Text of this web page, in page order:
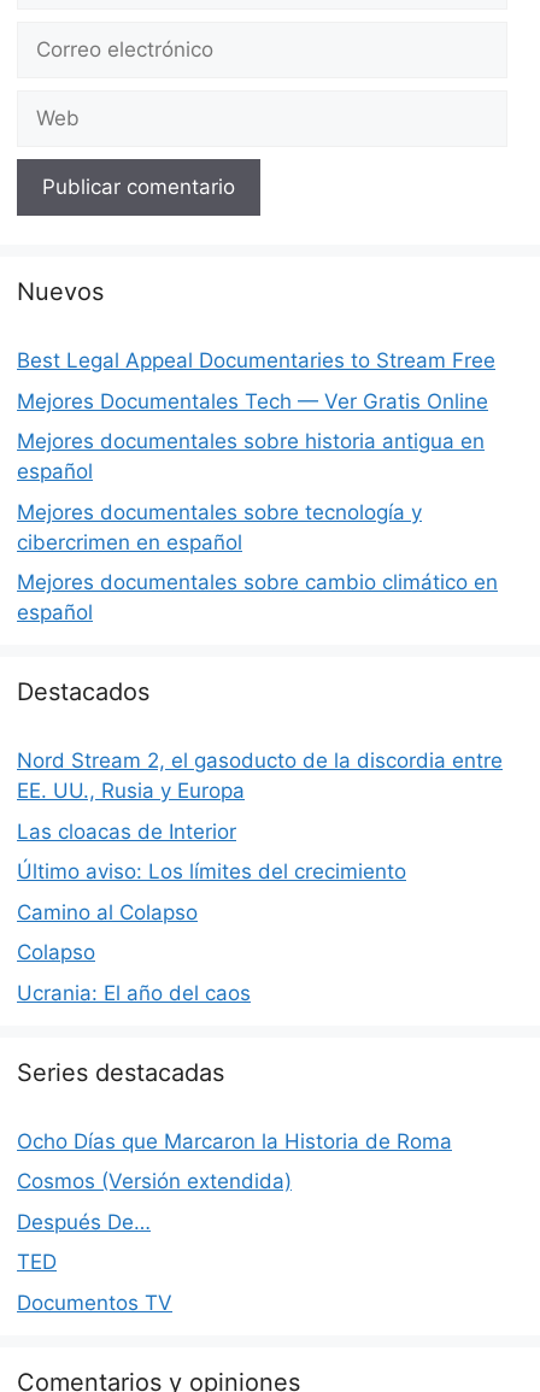
Correo
Web
Nuevos
Best Legal Appeal Documentaries to Stream Free
Mejores Documentales Tech — Ver Gratis Online
Mejores documentales sobre historia antigua en
español
Mejores documentales sobre tecnología y
cibercrimen en español
Mejores documentales sobre cambio climático en
español
Destacados
Nord Stream 2, el gasoducto de la discordia entre
EE. UU., Rusia y Europa
Las cloacas de Interior
Último aviso: Los límites del crecimiento
Camino al Colapso
Colapso
Ucrania: El año del caos
Series destacadas
Ocho Días que Marcaron la Historia de Roma
Cosmos (Versión extendida)
Después De…
TED
Documentos TV
Comentarios y opiniones